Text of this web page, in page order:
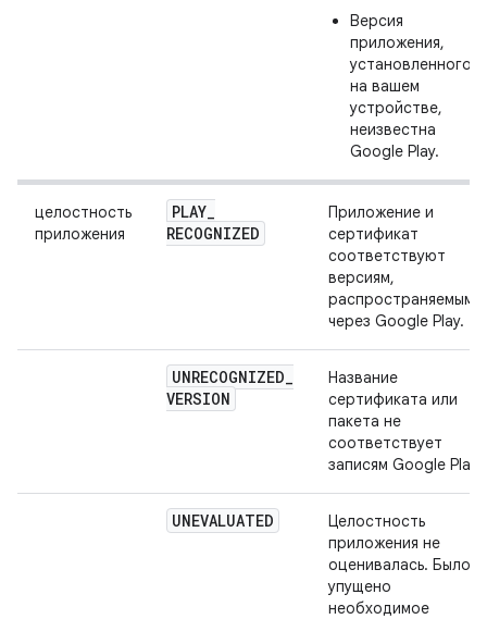
Версия
приложения,
установленного
на вашем
устройстве,
неизвестна
Google Play.
целостность
приложения
PLAY_
RECOGNIZED
Приложение и
сертификат
соответствуют
версиям,
распространяемым
через Google Play.
UNRECOGNIZED_
VERSION
Название
сертификата или
пакета не
соответствует
записям Google Play.
UNEVALUATED
Целостность
приложения не
оценивалась. Было
упущено
необходимое